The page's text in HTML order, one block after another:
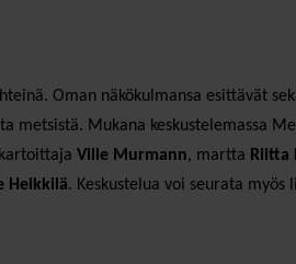
Oman näkökulmansa esittävät
metsistä. Mukana keskustelemassa
Ville Murmann, martta Riitta
Heikkilä. Keskustelua voi seurata myös